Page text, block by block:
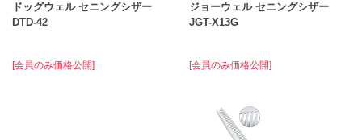
ドッグウェル セニングシザー
DTD-42
[会員のみ価格公開]
ジョーウェル セニングシザー
JGT-X13G
[会員のみ価格公開]